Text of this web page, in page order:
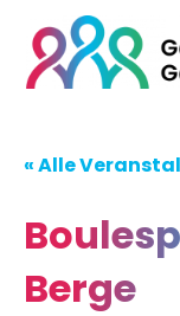
« Alle
Berge